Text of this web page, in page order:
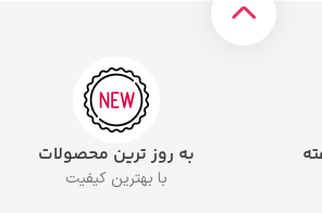
به روز ترین محصولات
با بهترین کیفیت